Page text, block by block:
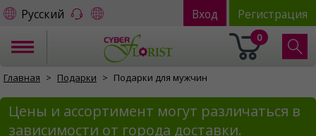
Русский Вход Регистрация
0
Главная Подарки Подарки для мужчин
Цены и ассортимент могут различаться в
зависимости от города доставки.